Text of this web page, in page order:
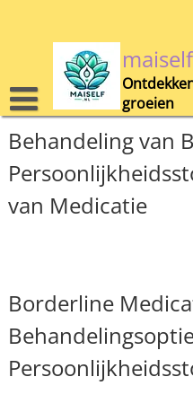
groeien
Behandeling van
van Medicatie
Borderline